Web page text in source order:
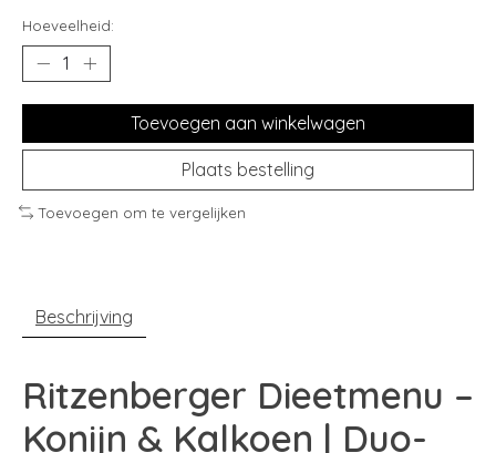
Hoeveelheid:
Toevoegen aan winkelwagen
Plaats bestelling
Toevoegen om te vergelijken
Beschrijving
Ritzenberger Dieetmenu –
Konijn & Kalkoen | Duo-